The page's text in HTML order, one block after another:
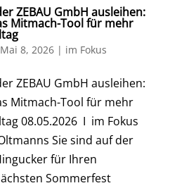
ZEBAU GmbH ausleihen:
Mitmach-Tool für mehr
Mai 8, 2026| im Fokus
ZEBAU GmbH ausleihen:
Mitmach-Tool für mehr
08.05.2026 I im Fokus
Sie sind auf der
für Ihren
Sommerfest